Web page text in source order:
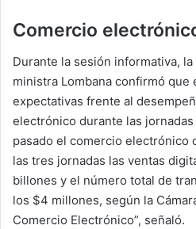
Comercio
Durante la sesión informativa, la
ministra Lombana confirmó que
expectativas frente al
electrónico durante las jornadas
pasado el comercio electrónico
las tres jornadas las ventas
billones y el número total de
los $4 millones, según la
Comercio Electrónico”, señaló.